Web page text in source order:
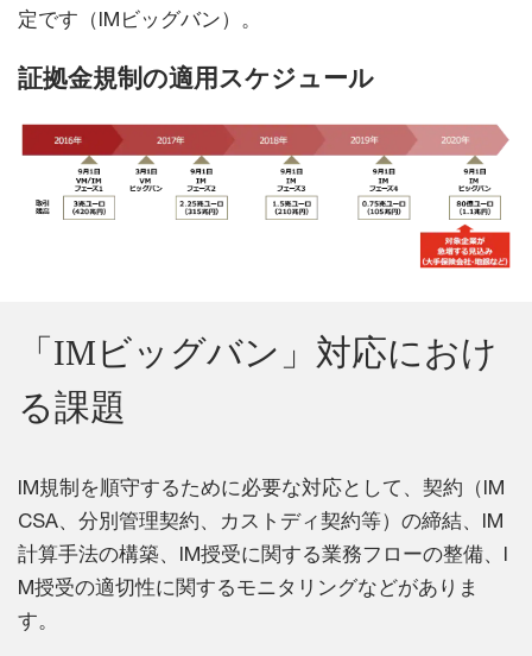
定です（IMビッグバン）。
証拠金規制の適用スケジュール
「IMビッグバン」対応におけ
る課題
IM規制を順守するために必要な対応として、契約（IM
CSA、分別管理契約、カストディ契約等）の締結、IM
計算手法の構築、IM授受に関する業務フローの整備、I
M授受の適切性に関するモニタリングなどがありま
す。